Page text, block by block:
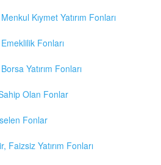
Kıymet Yatırım Fonları
Fonları
Yatırım Fonları
Olan Fonlar
Fonlar
Faizsiz Yatırım Fonları